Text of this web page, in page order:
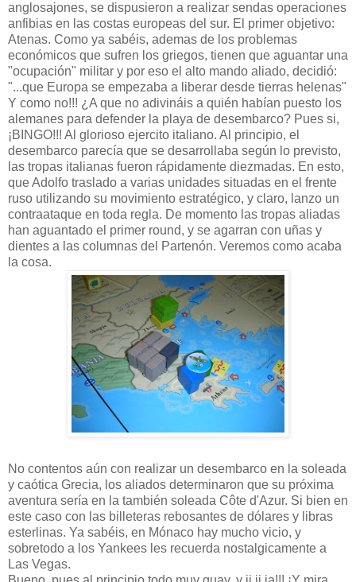
anglosajones, se dispusieron a realizar sendas operaciones
anfibias en las costas europeas del sur. El primer objetivo:
Atenas. Como ya sabéis, ademas de los problemas
económicos que sufren los griegos, tienen que aguantar una
"ocupación" militar y por eso el alto mando aliado, decidió:
"...que Europa se empezaba a liberar desde tierras helenas"
Y como no!!! ¿A que no adivináis a quién habían puesto los
alemanes para defender la playa de desembarco? Pues si,
¡BINGO!!! Al glorioso ejercito italiano. Al principio, el
desembarco parecía que se desarrollaba según lo previsto,
las tropas italianas fueron rápidamente diezmadas. En esto,
que Adolfo traslado a varias unidades situadas en el frente
ruso utilizando su movimiento estratégico, y claro, lanzo un
contraataque en toda regla. De momento las tropas aliadas
han aguantado el primer round, y se agarran con uñas y
dientes a las columnas del Partenón. Veremos como acaba
la cosa.
No contentos aún con realizar un desembarco en la soleada
y caótica Grecia, los aliados determinaron que su próxima
aventura sería en la también soleada Côte d'Azur. Si bien en
este caso con las billeteras rebosantes de dólares y libras
esterlinas. Ya sabéis, en Mónaco hay mucho vicio, y
sobretodo a los Yankees les recuerda nostalgicamente a
Las Vegas.